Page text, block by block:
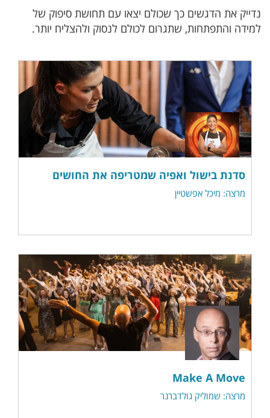
נדייק את הדגשים כך שכולם יצאו עם תחושת סיפוק של
למידה והתפתחות, שתגרום לכולם לנסוק ולהצליח יותר.
סדנת בישול ואפיה שמטריפה את החושים
מרצה: מיכל אפשטיין
Make A Move
מרצה: שמוליק גולדברנר